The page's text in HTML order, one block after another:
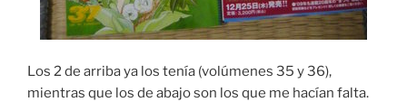
Los 2 de arriba ya los tenía (volúmenes 35 y 36),
mientras que los de abajo son los que me hacían falta.